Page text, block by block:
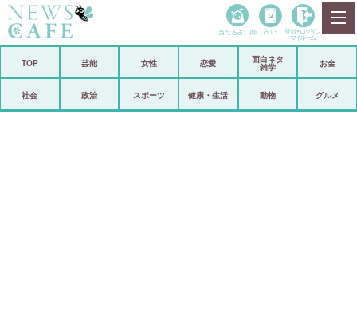
政治
当たる占い師 占い 登録• ログイン
マイルーム
TOP 芸能 女性 恋愛
面白ネタ
雑学
お金
社会 政治 スポーツ 健康・生活 動物 グルメ